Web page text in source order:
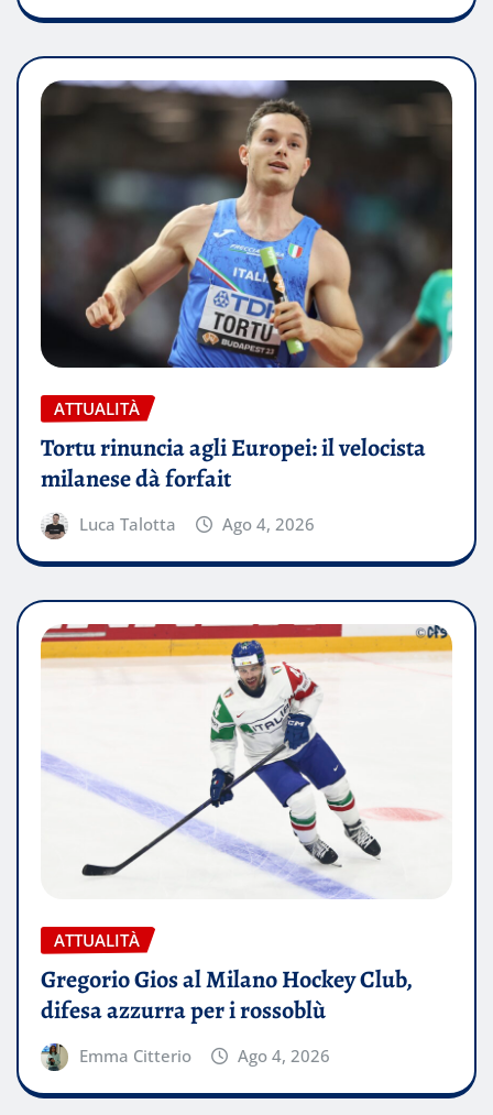
ATTUALITÀ
Tortu rinuncia agli Europei: il velocista
milanese dà forfait
Luca Talotta Ago 4, 2026
ATTUALITÀ
Gregorio Gios al Milano Hockey Club,
difesa azzurra per i rossoblù
Emma Citterio Ago 4, 2026